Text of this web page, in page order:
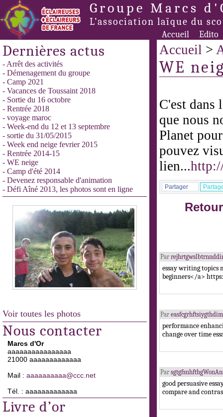
Groupe Marcs
L’association laïque du
Accueil Edito
Dernières actus
- Arrêt des activités
- Démenagement du groupe
- Camp 2021
- Vacances de Toussaint 2018
- Sortie du 16 octobre
- Rentrée 2018
- voyage maroc
- Week-end du 12 et 13 septembre
- sortie du 31/05/2015
- Week end neige fevrier 2015
- Rentrée 2014-15
- WE neige
- Camp d'été 2014
- Devenez responsable d'animation
- Défi Aîné 2013, les photos sont en ligne
Voir toutes les photos
Nous contacter
Marcs d'Or
aaaaaaaaaaaaaaaa
21000 aaaaaaaaaaaaa
Mail : aaaaaaaaaa@ccc.net
Tél. : aaaaaaaaaaaaa
Livre d’or
Accueil >
WE
C'est dans
que nous
Planet
pouvez
lien...
Partager
Par
essay writing topics
beginners</a>
Par
performance
change over time
Par
good persuasive
compare and